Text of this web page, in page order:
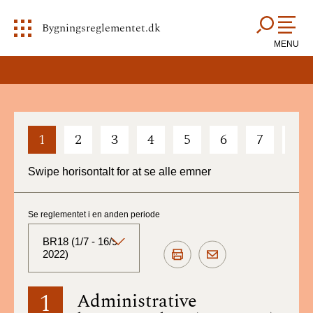
Bygningsreglementet.dk
MENU
1 2 3 4 5 6 7
Swipe horisontalt for at se alle emner
1 Administrative
Se reglementet i en anden periode
BR18 (1/7 - 16/9
2022)
BR18 (Aktuelt)